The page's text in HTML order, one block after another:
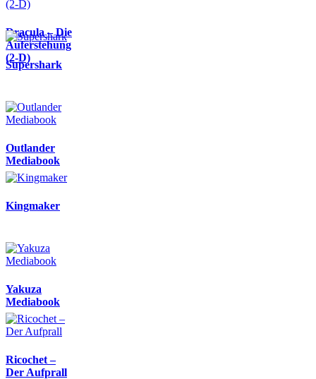
Dracula – Die
Auferstehung
(2-D)
Supershark
Outlander
Mediabook
Kingmaker
Yakuza
Mediabook
Ricochet –
Der Aufprall